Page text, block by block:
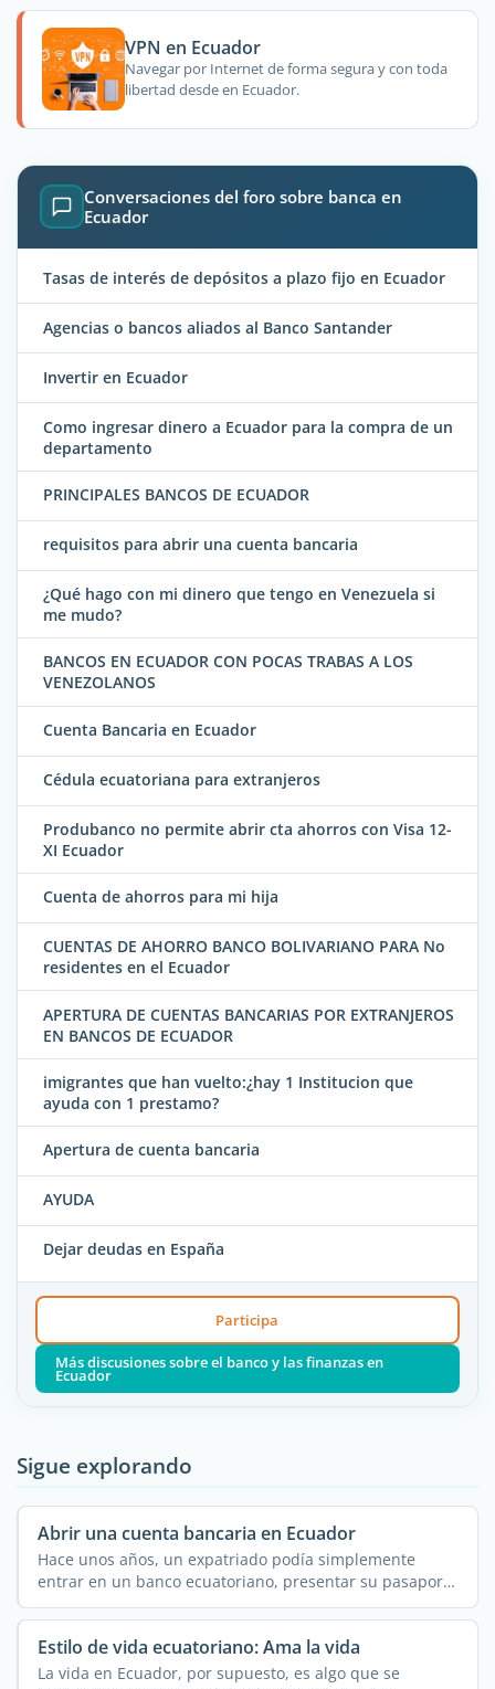
VPN en Ecuador
Navegar por Internet de forma segura y con toda
libertad desde en Ecuador.
Conversaciones del foro sobre banca en
Ecuador
Tasas de interés de depósitos a plazo fijo en Ecuador
Agencias o bancos aliados al Banco Santander
Invertir en Ecuador
Como ingresar dinero a Ecuador para la compra de un
departamento
PRINCIPALES BANCOS DE ECUADOR
requisitos para abrir una cuenta bancaria
¿Qué hago con mi dinero que tengo en Venezuela si
me mudo?
BANCOS EN ECUADOR CON POCAS TRABAS A LOS
VENEZOLANOS
Cuenta Bancaria en Ecuador
Cédula ecuatoriana para extranjeros
Produbanco no permite abrir cta ahorros con Visa 12-
XI Ecuador
Cuenta de ahorros para mi hija
CUENTAS DE AHORRO BANCO BOLIVARIANO PARA No
residentes en el Ecuador
APERTURA DE CUENTAS BANCARIAS POR EXTRANJEROS
EN BANCOS DE ECUADOR
imigrantes que han vuelto:¿hay 1 Institucion que
ayuda con 1 prestamo?
Apertura de cuenta bancaria
AYUDA
Dejar deudas en España
Participa
Más discusiones sobre el banco y las finanzas en
Ecuador
Sigue explorando
Abrir una cuenta bancaria en Ecuador
Hace unos años, un expatriado podía simplemente
entrar en un banco ecuatoriano, presentar su pasaporte
y ...
Estilo de vida ecuatoriano: Ama la vida
La vida en Ecuador, por supuesto, es algo que se